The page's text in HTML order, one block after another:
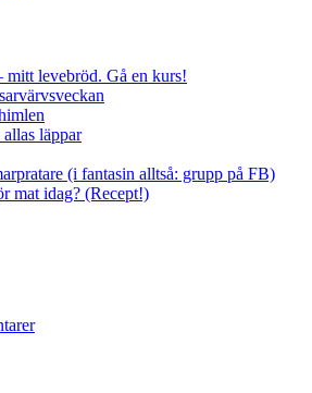
levebröd. Gå en kurs!
läppar
(i fantasin alltså: grupp på FB)
mat idag? (Recept!)